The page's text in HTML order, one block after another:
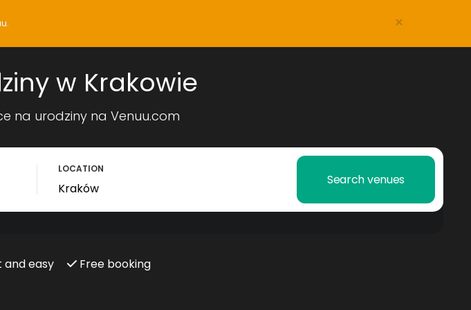
×
w Krakowie
na urodziny na Venuu.com
LOCATION
Search venues
easy Free booking